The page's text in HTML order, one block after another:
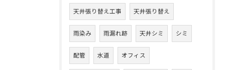
天井張り替え工事 天井張り替え
雨染み 雨漏れ跡 天井シミ シミ
配管 水道 オフィス